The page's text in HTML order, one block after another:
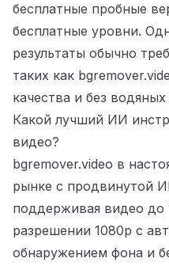
бесплатные пробные
бесплатные уровни.
результаты обычно
таких как
качества и без водяных
Какой лучший ИИ
видео?
bgremover.video в
рынке с продвинутой
поддерживая видео до
разрешении 1080p с
обнаружением фона и